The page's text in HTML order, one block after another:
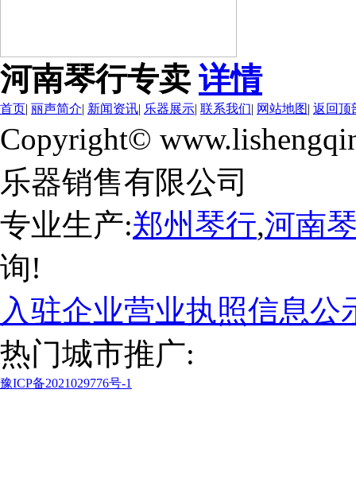
河南琴行专卖 详情
首页| 丽声简介| 新闻资讯| 乐器展示| 联系我们| 网站地图| 返回顶
Copyright©
乐器销售有限公司
专业生产:郑州琴行,河南
询!
入驻企业营业执照信息公
热门城市推广:
豫ICP备2021029776号-1